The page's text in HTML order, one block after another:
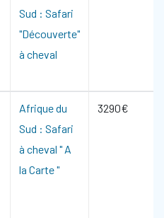
Sud : Safari
"Découverte"
à cheval
Afrique du
Sud : Safari
à cheval " A
la Carte "
3290€